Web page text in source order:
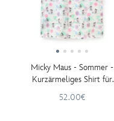
Micky Maus - Sommer -
Kurzärmeliges Shirt für
52.00€